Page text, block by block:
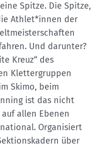
Spitze. Die Spitze,
Athlet*innen der
Und darunter?
Kreuz“ des
Klettergruppen
Skimo, beim
ist das nicht
allen Ebenen
Organisiert
über